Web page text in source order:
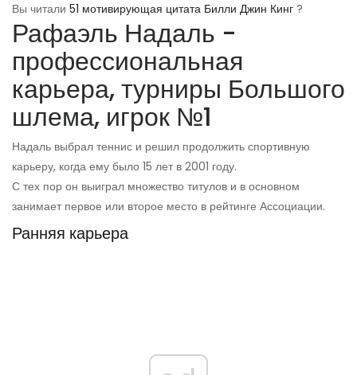
Вы читали 51 мотивирующая цитата Билли Джин Кинг ?
Рафаэль Надаль -
профессиональная
карьера, турниры Большого
шлема, игрок №1
Надаль выбрал теннис и решил продолжить спортивную
карьеру, когда ему было 15 лет в 2001 году.
С тех пор он выиграл множество титулов и в основном
занимает первое или второе место в рейтинге Ассоциации.
Ранняя карьера